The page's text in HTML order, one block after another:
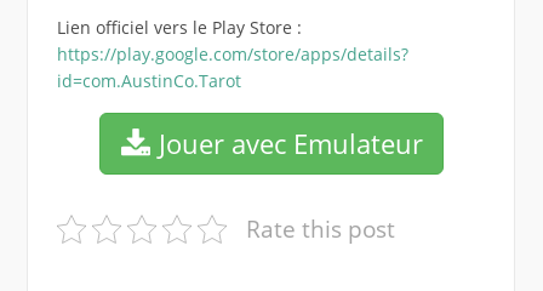
Lien officiel vers le Play Store :
https://play.google.com/store/apps/details?
id=com.AustinCo.Tarot
Jouer avec Emulateur
Rate this post